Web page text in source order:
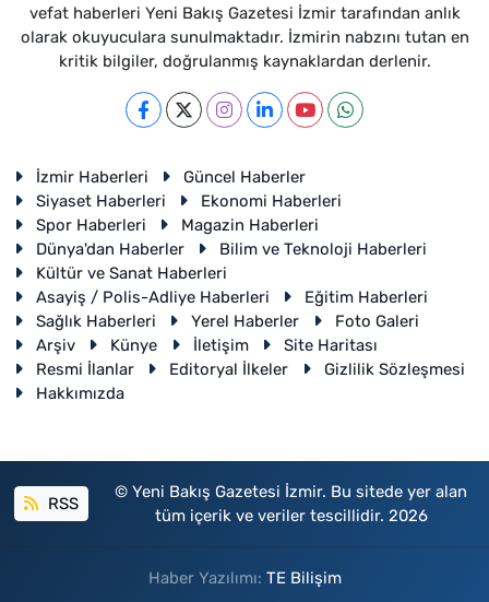
vefat haberleri Yeni Bakış Gazetesi İzmir tarafından anlık
olarak okuyuculara sunulmaktadır. İzmirin nabzını tutan en
kritik bilgiler, doğrulanmış kaynaklardan derlenir.
İzmir Haberleri
Güncel Haberler
Siyaset Haberleri
Ekonomi Haberleri
Spor Haberleri
Magazin Haberleri
Dünya'dan Haberler
Bilim ve Teknoloji Haberleri
Kültür ve Sanat Haberleri
Asayiş / Polis-Adliye Haberleri
Eğitim Haberleri
Sağlık Haberleri
Yerel Haberler
Foto Galeri
Arşiv
Künye İletişim
Site Haritası
Resmi İlanlar
Editoryal İlkeler
Gizlilik Sözleşmesi
Hakkımızda
RSS
© Yeni Bakış Gazetesi İzmir. Bu sitede yer alan
tüm içerik ve veriler tescillidir. 2026
Haber Yazılımı: TE Bilişim